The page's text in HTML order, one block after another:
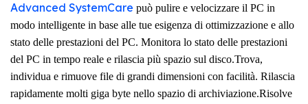
Advanced SystemCare può pulire e velocizzare il PC in
modo intelligente in base alle tue esigenza di ottimizzazione e allo
stato delle prestazioni del PC. Monitora lo stato delle prestazioni
del PC in tempo reale e rilascia più spazio sul disco.Trova,
individua e rimuove file di grandi dimensioni con facilità. Rilascia
rapidamente molti giga byte nello spazio di archiviazione.Risolve